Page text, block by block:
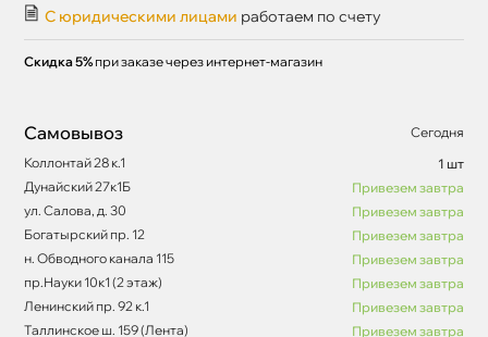
С юридическими лицами работаем по счету
Скидка 5% при заказе через интернет-магазин
Самовывоз
Сегодня
Коллонтай 28 к.1
1 шт
Дунайский 27к1Б
Привезем завтра
ул. Салова, д. 30
Привезем завтра
Богатырский пр. 12
Привезем завтра
н. Обводного канала 115
Привезем завтра
пр.Науки 10к1 (2 этаж)
Привезем завтра
Ленинский пр. 92 к.1
Привезем завтра
Таллинское ш. 159 (Лента)
Привезем завтра